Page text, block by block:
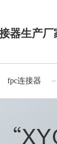
器生产厂
fpc连接器